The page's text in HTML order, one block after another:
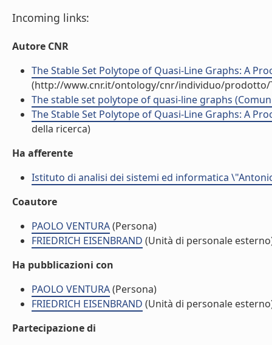
Incoming links:
Autore CNR
The Stable Set Polytope of Quasi-Line Graphs: A
(http://www.cnr.it/ontology/cnr/individuo/prodotto/
The stable set polytope of quasi-line graphs
The Stable Set Polytope of Quasi-Line Graphs: A
della ricerca)
Ha afferente
Istituto di analisi dei sistemi ed informatica
Coautore
PAOLO VENTURA(Persona)
FRIEDRICH EISENBRAND (Unità di personale
Ha pubblicazioni con
PAOLO VENTURA(Persona)
FRIEDRICH EISENBRAND (Unità di personale
Partecipazione di